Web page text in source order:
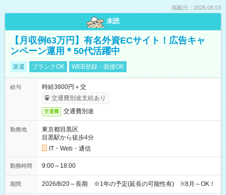
掲載日：2026.08.03
未読
【月収例63万円】有名外資ECサイト！広告キャ
ンペーン運用＊50代活躍中
派遣 ブランクOK WEB登録・面接OK
給与
時給3800円＋交
交通費別途支給あり
交通費 交通費別途
勤務地
東京都目黒区
目黒駅から徒歩4分
IT・Web・通信
勤務時間 9:00～18:00
期間 2026/8/20～長期 ※1年の予定(延長の可能性有) ※8月～OK！